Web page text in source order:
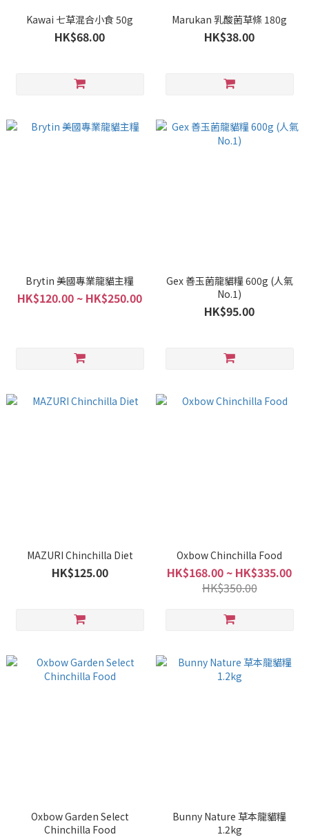
Kawai 七草混合小食 50g
HK$68.00
Marukan 乳酸菌草條 180g
HK$38.00
Brytin 美國專業龍貓主糧
HK$120.00 ~ HK$250.00
Gex 善玉菌龍貓糧 600g (人氣
No.1)
HK$95.00
MAZURI Chinchilla Diet
HK$125.00
Oxbow Chinchilla Food
HK$168.00 ~ HK$335.00
HK$350.00
Oxbow Garden Select
Chinchilla Food
Bunny Nature 草本龍貓糧
1.2kg